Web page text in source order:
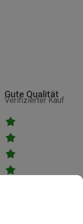
Verifizierter Kauf
Gute Qualität